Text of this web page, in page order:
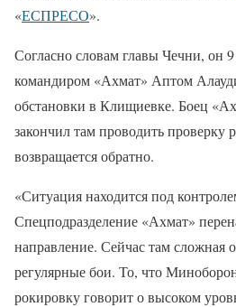
«ЕСПРЕСО».
Согласно словам главы Чечни, он
командиром «Ахмат» Аптом
обстановки в Клищиевке. Боец
закончил там проводить проверку
возвращается обратно.
«Ситуация находится под
Спецподразделение «Ахмат»
направление. Сейчас там сложная
регулярные бои. То, что
рокировку говорит о высоком